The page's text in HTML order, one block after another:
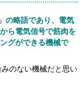
の略語であり、電気
ら電気信号で筋肉を
グができる機械で
のない機械だと思い